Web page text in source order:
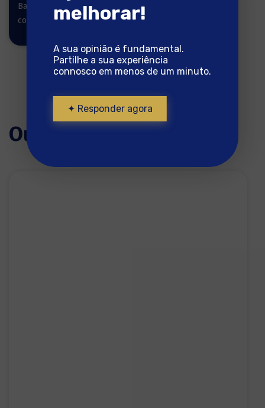
Bacalhau pronto a
cozinhar
Outras receitas
melhorar!
A sua opinião é fundamental.
Partilhe a sua experiência
connosco em menos de um minuto.
✦ Responder agora